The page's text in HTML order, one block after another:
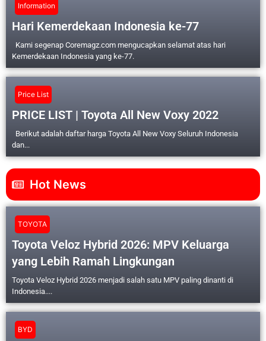
Information
Hari Kemerdekaan Indonesia ke-77
Kami segenap Coremagz.com mengucapkan selamat atas hari
Kemerdekaan Indonesia yang ke-77.
Price List
PRICE LIST | Toyota All New Voxy 2022
Berikut adalah daftar harga Toyota All New Voxy Seluruh Indonesia
dan...
Hot News
TOYOTA
Toyota Veloz Hybrid 2026: MPV Keluarga
yang Lebih Ramah Lingkungan
Toyota Veloz Hybrid 2026 menjadi salah satu MPV paling dinanti di
Indonesia....
BYD